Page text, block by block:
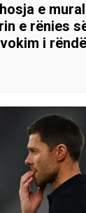
e
e rënies
i rëndë